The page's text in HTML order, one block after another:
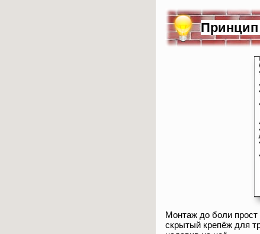
Монтаж до боли
скрытый крепёж для